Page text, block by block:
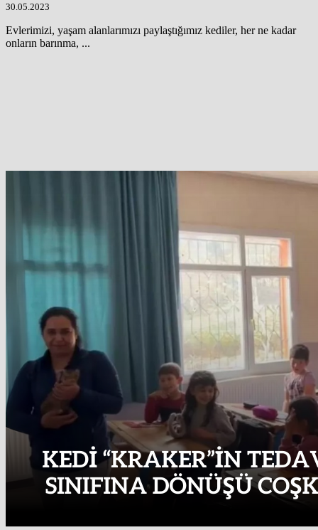
30.05.2023
Evlerimizi, yaşam alanlarımızı paylaştığımız kediler, her ne kadar
onların barınma, ...